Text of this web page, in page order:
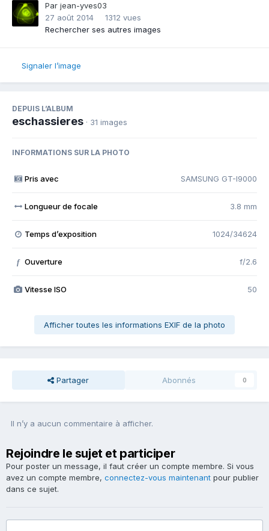
Par jean-yves03
27 août 2014
1312 vues
Rechercher ses autres images
Signaler l’image
DEPUIS L’ALBUM
eschassieres · 31 images
INFORMATIONS SUR LA PHOTO
Pris avec SAMSUNG GT-I9000
Longueur de focale 3.8 mm
Temps d’exposition 1024/34624
f Ouverture f/2.6
Vitesse ISO 50
Afficher toutes les informations EXIF de la photo
Partager Abonnés 0
Il n’y a aucun commentaire à afficher.
Rejoindre le sujet et participer
Pour poster un message, il faut créer un compte membre. Si vous
avez un compte membre, connectez-vous maintenant pour publier
dans ce sujet.